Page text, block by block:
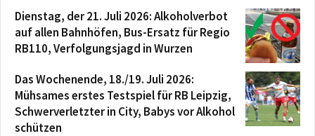
Dienstag, der 21. Juli 2026: Alkoholverbot
auf allen Bahnhöfen, Bus-Ersatz für Regio
RB110, Verfolgungsjagd in Wurzen
Das Wochenende, 18./19. Juli 2026:
Mühsames erstes Testspiel für RB Leipzig,
Schwerverletzter in City, Babys vor Alkohol
schützen